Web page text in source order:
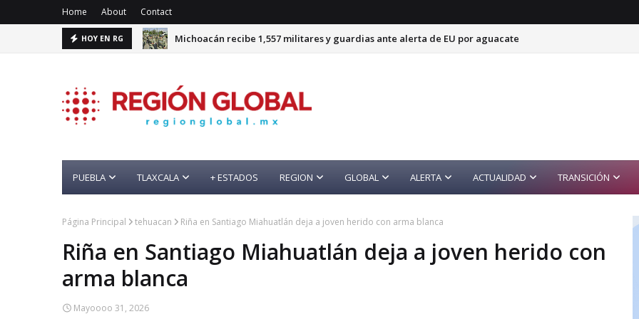
Home About Contact
HOY EN RG Michoacán recibe 1,557 militares y guardias ante alerta de EU por aguacate
PUEBLA TLAXCALA + ESTADOS REGION GLOBAL ALERTA ACTUALIDAD TRANSICIÓN
Página Principal tehuacan Riña en Santiago Miahuatlán deja a joven herido con arma blanca
Riña en Santiago Miahuatlán deja a joven herido con
arma blanca
Mayoooo 31, 2026